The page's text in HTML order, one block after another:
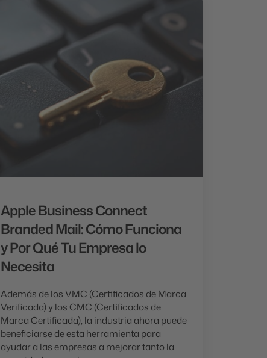
Apple Business Connect
Branded Mail: Cómo Funciona
y Por Qué Tu Empresa lo
Necesita
Además de los VMC (Certificados de Marca
Verificada) y los CMC (Certificados de
Marca Certificada), la industria ahora puede
beneficiarse de esta herramienta para
ayudar a las empresas a mejorar tanto la